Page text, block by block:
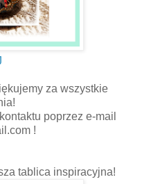
za wszystkie
poprzez e-mail
!
tablica inspiracyjna!